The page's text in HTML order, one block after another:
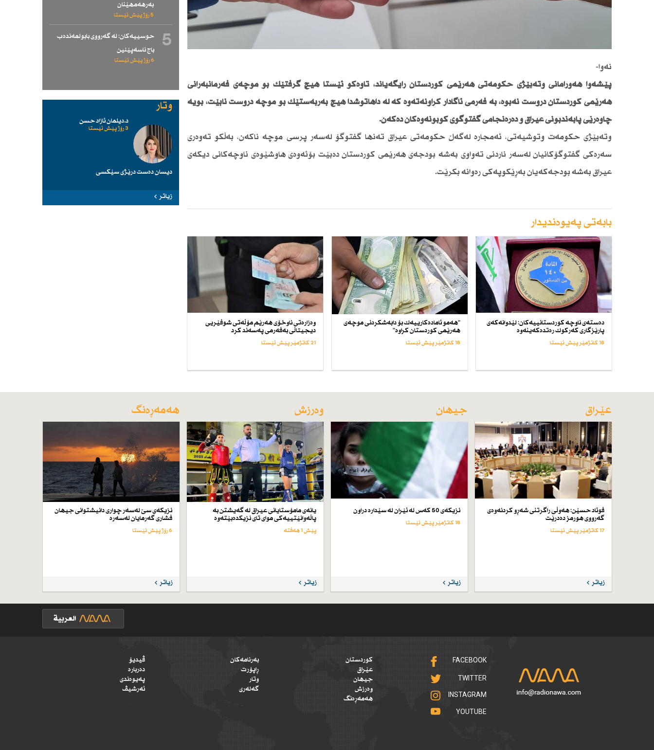
نەوا-
پێشەوا هەورامانی وتەبێژی حكومەتی هەرێمی كوردستان رایگەیاند، تاوەكو ئێستا هیچ گرفتێك بۆ موچەی فەرمانبەرانی
هەرێمی كوردستان دروست نەبوە، بە فەرمی ئاگادار كراونەتەوە كە لە داهاتوشدا هیچ بەربەستێك بۆ موچە دروست نابێت، بۆیە
چاوەڕێی پابەندبونی عیراق و دەرەنجامی گفتوگۆی كۆبونەوەكان دەكەن.
وتەبێژی حكومەت وتوشیەتی، ئەمجارە لەگەڵ حكومەتی عیراق تەنها گفتوگۆ لەسەر پرسی موچە ناكەن، بەڵكو تەوەری
سەرەكی گفتوگۆكانیان لەسەر ناردنی تەواوی بەشە بودجەی هەرێمی كوردستان دەبێت بۆئەوەی هاوشێوەی ناوچەكانی دیكەی
عیراق بەشە بودجەكەیان بەڕێكوپەكی رەوانە بكرێت.
بابەتی پەیوەندیدار
دەستەی ناوچە كوردستانییەكان: لێدوانەكەی
پارێزگاری كەركوك رەتدەكەینەوە
18 کاتژمێر پێش ئێستا
"هەمو ئامادەكارییەك بۆ دابەشكردنی موچەی
هەرێمی كوردستان كراوە"
18 کاتژمێر پێش ئێستا
وەزارەتی ناوخۆی هەرێم مۆڵەتی شوفێریی
دیجیتاڵی بەفەرمی پەسەند كرد
21 کاتژمێر پێش ئێستا
بەرهەمهێنان
5 رۆژ پێش ئێستا
5
حوسییەكان: لە گەرووی بابولمەندەب
باج ناسەپێنین
6 رۆژ پێش ئێستا
وتار
د.دیلمان ئازاد حسن
3 رۆژ پێش ئێستا
دیسان دەست درێژی سێكسی
زیاتر
عێراق
فوئاد حسێن: هەوڵی راگرتنی شەڕو كردنەوەی
گەرووی هورمز دەدرێت
17 کاتژمێر پێش ئێستا
زیاتر
جیهان
نزیكەی 50 كەس لە ئێران لە سێدارە دراون
18 کاتژمێر پێش ئێستا
زیاتر
وەرزش
یانەی مامۆستایانی عیراق لە گەیشتن بە
پاڵەوانێتییەكی موای تای نزیكدەبێتەوە
پێش 1 هەفتە
زیاتر
هەمەڕەنگ
نزیكەی سێ لەسەر چواری دانیشتوانی جیهان
فشاری گەرمایان لەسەرە
6 رۆژ پێش ئێستا
زیاتر
FACEBOOK
TWITTER
INSTAGRAM
YOUTUBE
کوردستان
عێراق
جیهان
وەرزش
هەمەڕەنگ
بەرنامەکان
ڕاپۆرت
وتار
گەلەری
ڤیدیۆ
دەربارە
پەیوەندی
ئەرشیڤ